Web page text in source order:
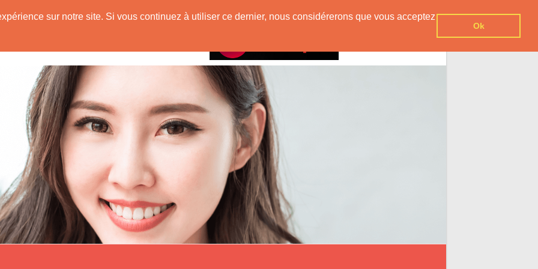
sur notre site. Si vous continuez à utiliser ce dernier, nous considérerons que vous acceptez
Ok
Originaire de Chine !